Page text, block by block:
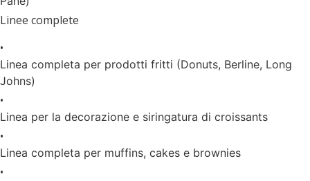
Linee complete
•
Linea completa per prodotti fritti (Donuts, Berline, Long
Johns)
•
Linea per la decorazione e siringatura di croissants
•
Linea completa per muffins, cakes e brownies
•